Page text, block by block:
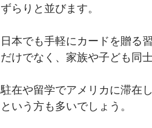
ずらりと並びます。
日本でも手軽にカードを贈る
だけでなく、家族や子ども同
駐在や留学でアメリカに滞在
という方も多いでしょう。